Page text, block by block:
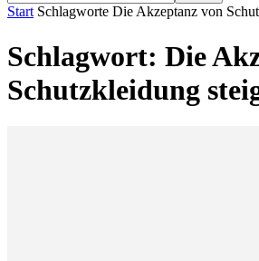
Start Schlagworte Die Akzeptanz von
Schlagwort: Die
Schutzkleidung